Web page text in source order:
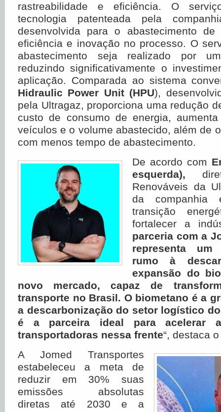
rastreabilidade e eficiência. O
tecnologia patenteada pela
desenvolvida para o abastecimento de
eficiência e inovação no processo. O
abastecimento seja realizado por
reduzindo significativamente o
aplicação. Comparada ao sistema
Hidraulic Power Unit (HPU),
pela Ultragaz, proporciona uma redução
custo de consumo de energia,
veículos e o volume abastecido, além de
com menos tempo de abastecimento.
De acordo com
esquerda),
Renováveis da
da companhia
transição
fortalecer a
parceria com a
representa
rumo à
expansão do
novo mercado, capaz de
transporte no Brasil. O biometano é a
a descarbonização do setor logístico
é a parceira ideal para acelerar
transportadoras nessa frente“, destaca
A Jomed Transportes
estabeleceu a meta de
reduzir em 30% suas
emissões absolutas
diretas até 2030 e a